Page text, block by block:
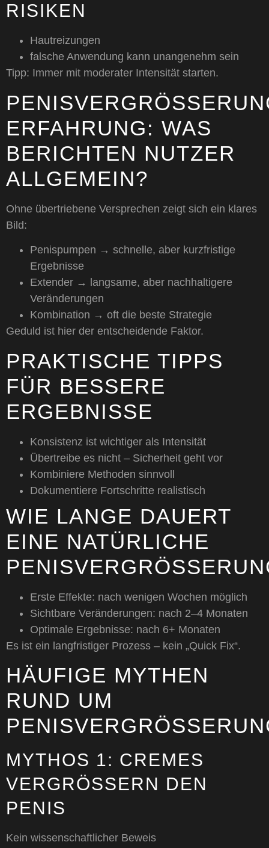
RISIKEN
Hautreizungen
falsche Anwendung kann unangenehm sein
Tipp: Immer mit moderater Intensität starten.
PENISVERGRÖSSERUNG
RFAHRUNG: WAS B
ERICHTEN NUTZER A
LLGEMEIN?
Ohne übertriebene Versprechen zeigt sich ein klares
Bild:
Penispumpen → schnelle, aber kurzfristige
Ergebnisse
Extender → langsame, aber nachhaltigere
Veränderungen
Kombination → oft die beste Strategie
Geduld ist hier der entscheidende Faktor.
PRAKTISCHE TIPPS
FÜR BESSERE
ERGEBNISSE
Konsistenz ist wichtiger als Intensität
Übertreibe es nicht – Sicherheit geht vor
Kombiniere Methoden sinnvoll
Dokumentiere Fortschritte realistisch
WIE LANGE DAUERT
EINE NATÜRLICHE
Erste Effekte: nach wenigen Wochen möglich
Sichtbare Veränderungen: nach 2–4 Monaten
Optimale Ergebnisse: nach 6+ Monaten
Es ist ein langfristiger Prozess – kein „Quick Fix“.
HÄUFIGE MYTHEN
RUND UM
PENISVERGRÖSSERUNG
MYTHOS 1: CREMES
VERGRÖSSERN DEN P
ENIS
Kein wissenschaftlicher Beweis